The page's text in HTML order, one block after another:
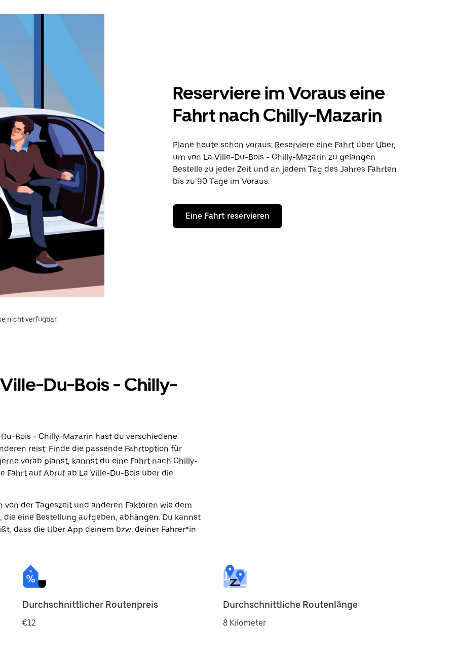
Reserviere im Voraus eine
Fahrt nach Chilly-Mazarin
Plane heute schon voraus: Reserviere eine Fahrt über Uber,
um von La Ville-Du-Bois - Chilly-Mazarin zu gelangen.
Bestelle zu jeder Zeit und an jedem Tag des Jahres Fahrten
bis zu 90 Tage im Voraus.
Eine Fahrt reservieren
nicht verfügbar.
Du-Bois - Chilly-
Bois - Chilly-Mazarin hast du verschiedene
reist: Finde die passende Fahrtoption für
vorab planst, kannst du eine Fahrt nach Chilly-
Fahrt auf Abruf ab La Ville-Du-Bois über die
der Tageszeit und anderen Faktoren wie dem
eine Bestellung aufgeben, abhängen. Du kannst
dass die Uber App deinem bzw. deiner Fahrer*in
Durchschnittlicher Routenpreis
€12
Durchschnittliche Routenlänge
8 Kilometer